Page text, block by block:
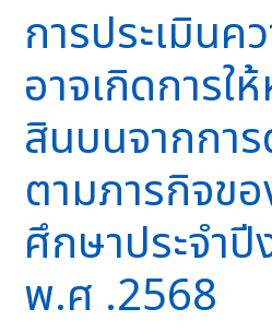
การประเมินค
อาจเกิดการใ
สินบนจากการ
ตามภารกิจข
ศึกษาประจำ
พ.ศ .2568